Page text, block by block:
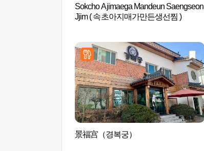
Sokcho Ajimaega Mandeun Saengseon
Jjim ( 속초아지매가만든생선찜 )
景福宫（경복궁）